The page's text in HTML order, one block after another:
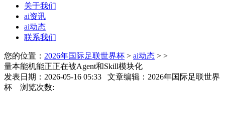
关于我们
ai资讯
ai动态
联系我们
您的位置： 2026年国际足联世界杯 > ai动态 > >
量本能机能正正在被Agent和Skill模块化
发表日期：2026-05-16 05:33 文章编辑：2026年国际足联世界
杯 浏览次数: